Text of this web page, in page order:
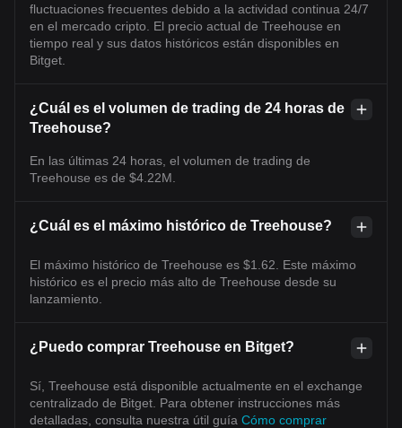
fluctuaciones frecuentes debido a la actividad continua 24/7
en el mercado cripto. El precio actual de Treehouse en
tiempo real y sus datos históricos están disponibles en
Bitget.
¿Cuál es el volumen de trading de 24 horas de
Treehouse?
En las últimas 24 horas, el volumen de trading de
Treehouse es de $4.22M.
¿Cuál es el máximo histórico de Treehouse?
El máximo histórico de Treehouse es $1.62. Este máximo
histórico es el precio más alto de Treehouse desde su
lanzamiento.
¿Puedo comprar Treehouse en Bitget?
Sí, Treehouse está disponible actualmente en el exchange
centralizado de Bitget. Para obtener instrucciones más
detalladas, consulta nuestra útil guía Cómo comprar